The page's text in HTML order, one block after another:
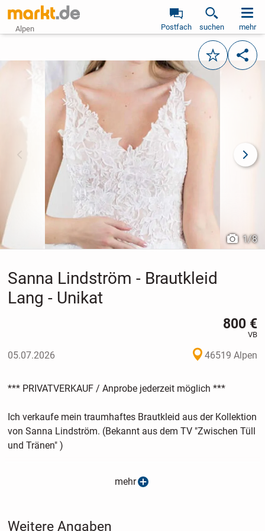
Alpen Postfach suchen mehr
Merken
vorheriges Bild
1/8
Sanna Lindström - Brautkleid
Lang - Unikat
800 €
VB
05.07.2026 46519 Alpen
*** PRIVATVERKAUF / Anprobe jederzeit möglich ***
Ich verkaufe mein traumhaftes Brautkleid aus der Kollektion
von Sanna Lindström. (Bekannt aus dem TV "Zwischen Tüll
und Tränen" )
Ich habe das Kleid zu meiner eigenen Hochzeit getragen
(und das auch nur während der eigentlichen Zeremonie)
mehr
Weitere Angaben